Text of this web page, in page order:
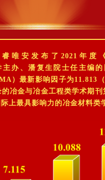
唯安发布了2021年度
主办、潘复生院士任主编
）最新影响因子为11.813
冶金与冶金工程类学术期
上最具影响力的冶金材料类